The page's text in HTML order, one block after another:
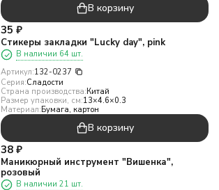
В корзину
35 ₽
Стикеры закладки "Lucky day", pink
В наличии 64 шт.
Артикул:132-0237
Серия:Сладости
Страна производства:Китай
Размер упаковки, см:13×4.6×0.3
Материал:Бумага, картон
В корзину
38 ₽
Маникюрный инструмент "Вишенка",
розовый
В наличии 21 шт.